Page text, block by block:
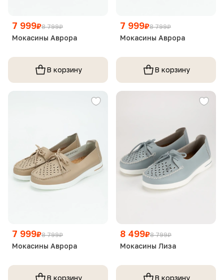
7 999₽8 799₽
Мокасины Аврора
В корзину
7 999₽8 799₽
Мокасины Аврора
В корзину
7 999₽8 799₽
Мокасины Аврора
В корзину
8 499₽8 799₽
Мокасины Лиза
В корзину